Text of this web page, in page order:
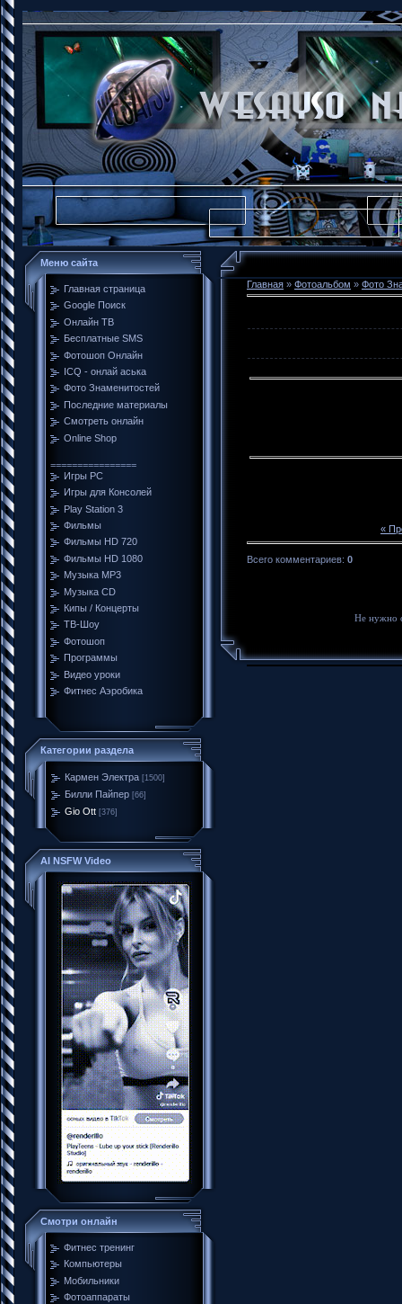
Меню сайта
Главная страница
Google Поиск
Онлайн ТВ
Бесплатные SMS
Фотошоп Онлайн
ICQ - онлай аська
Фото Знаменитостей
Последние материалы
Смотреть онлайн
Online Shop
================
Игры PC
Игры для Консолей
Play Station 3
Фильмы
Фильмы HD 720
Фильмы HD 1080
Музыка MP3
Музыка CD
Кипы / Концерты
ТВ-Шоу
Фотошоп
Программы
Видео уроки
Фитнес Аэробика
Категории раздела
Кармен Электра [1500]
Билли Пайпер [66]
Gio Ott [376]
AI NSFW Video
Смотри онлайн
Фитнес тренинг
Компьютеры
Мобильники
Фотоаппараты
Главная » Фотоальбом » Фото
«
Всего комментариев: 0
Не нужно